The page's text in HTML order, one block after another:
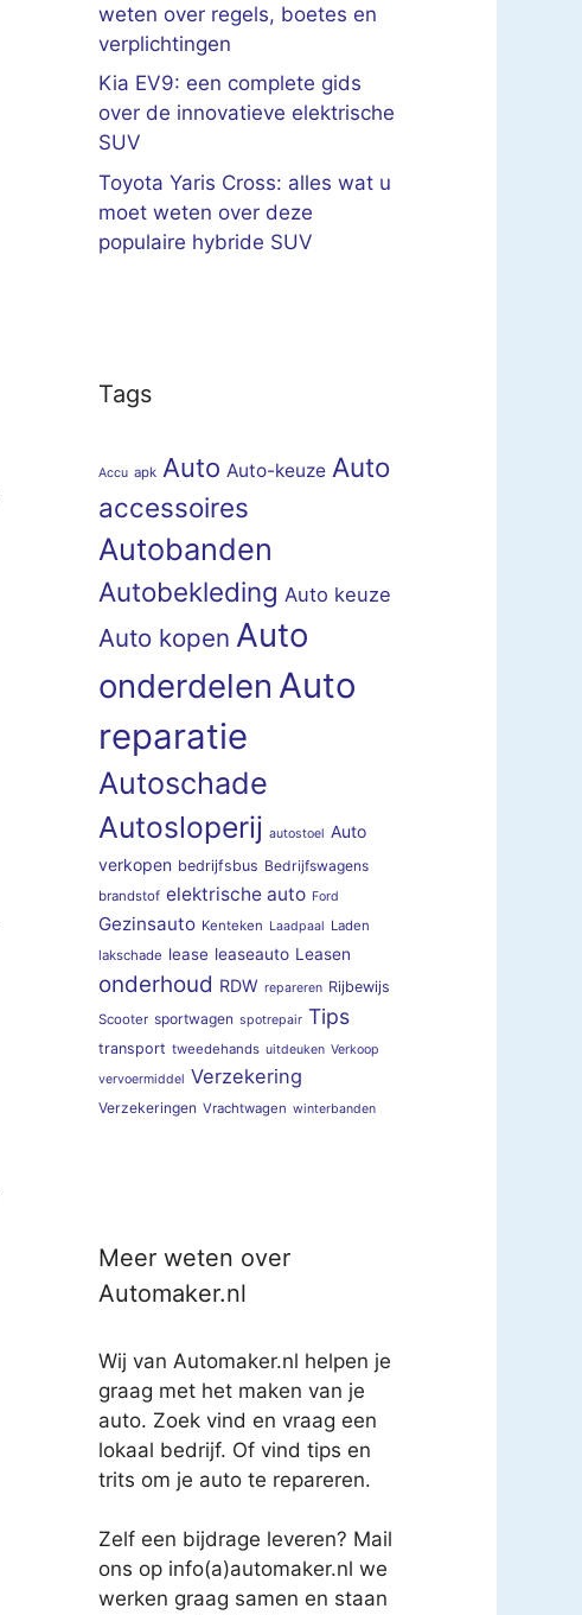
weten over regels, boetes en
verplichtingen
Kia EV9: een complete gids
over de innovatieve elektrische
SUV
Toyota Yaris Cross: alles wat u
moet weten over deze
populaire hybride SUV
Tags
Accu apk Auto Auto-keuze Auto
accessoires
Autobanden
Autobekleding Auto keuze
Auto kopen Auto
onderdelen Auto
reparatie
Autoschade
Autosloperij autostoel Auto
verkopen bedrijfsbus Bedrijfswagens
brandstof elektrische auto Ford
Gezinsauto Kenteken Laadpaal Laden
lakschade lease leaseauto Leasen
onderhoud RDW repareren Rijbewijs
Scooter sportwagen spotrepair Tips
transport tweedehands uitdeuken Verkoop
vervoermiddel Verzekering
Verzekeringen Vrachtwagen winterbanden
Meer weten over
Automaker.nl
Wij van Automaker.nl helpen je
graag met het maken van je
auto. Zoek vind en vraag een
lokaal bedrijf. Of vind tips en
trits om je auto te repareren.
Zelf een bijdrage leveren? Mail
ons op info(a)automaker.nl we
werken graag samen en staan